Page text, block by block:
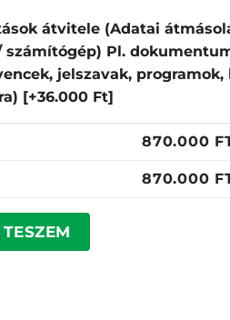
átvitele (Adatai
Pl.
jelszavak,
[+36.000 Ft]
870.000
870.000